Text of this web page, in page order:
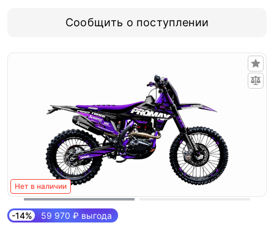
Сообщить о поступлении
Нет в наличии
-14% 59 970 ₽ выгода